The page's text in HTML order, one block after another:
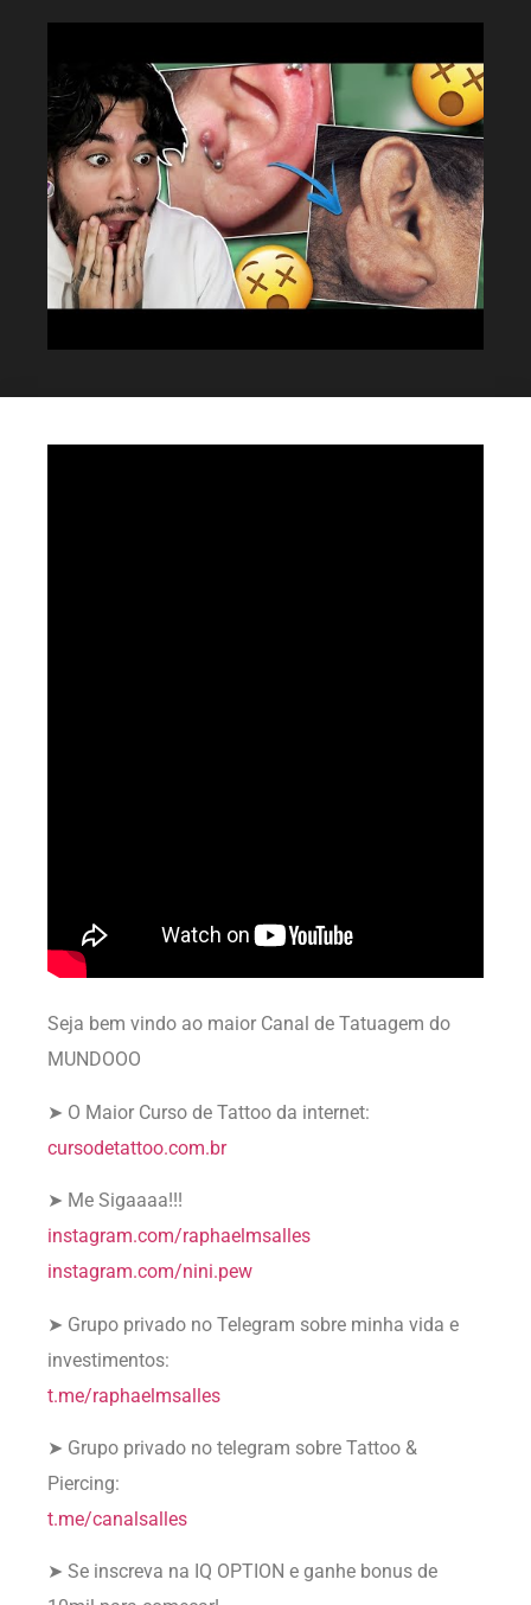
Seja bem vindo ao maior Canal de Tatuagem do
MUNDOOO
➤ O Maior Curso de Tattoo da internet:
cursodetattoo.com.br
➤ Me Sigaaaa!!!
instagram.com/raphaelmsalles
instagram.com/nini.pew
➤ Grupo privado no Telegram sobre minha vida e
investimentos:
t.me/raphaelmsalles
➤ Grupo privado no telegram sobre Tattoo &
Piercing:
t.me/canalsalles
➤ Se inscreva na IQ OPTION e ganhe bonus de